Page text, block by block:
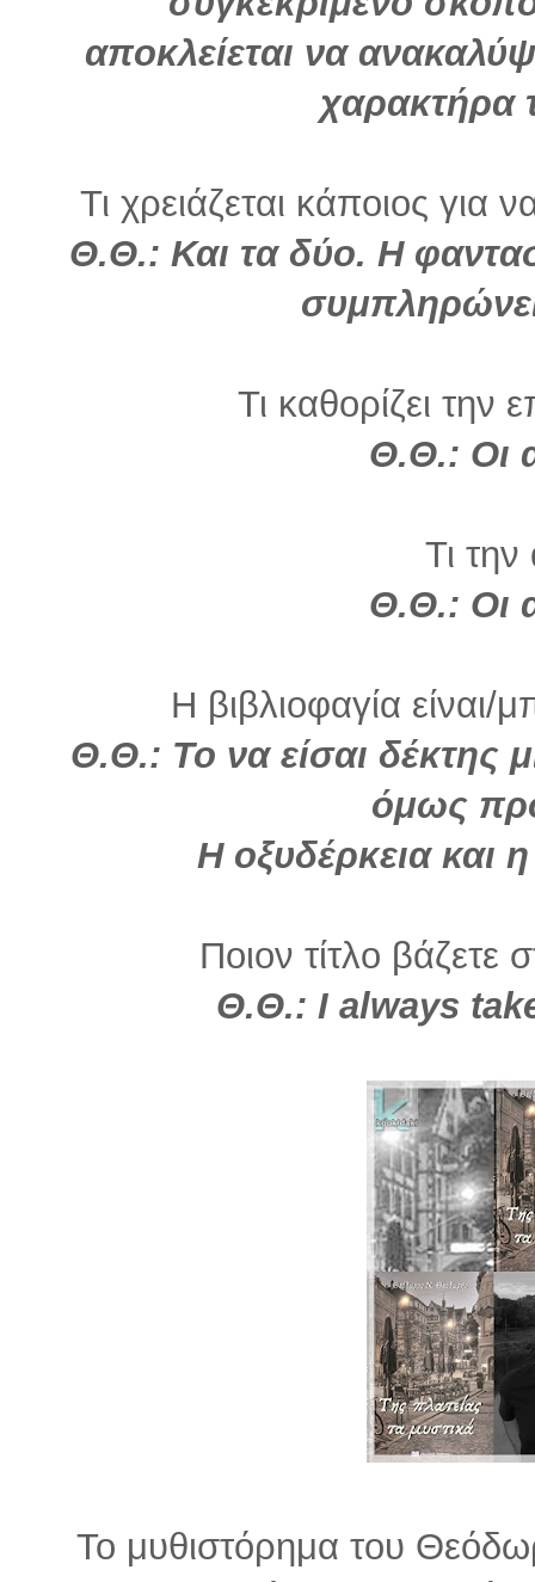
αποκλείεται να
χαρακτήρα
Τι χρειάζεται κάποιος για
Θ.Θ.: Και τα δύο. Η
Τι καθορίζει την
Θ.Θ.: Οι
Τι
Θ.Θ.: Οι
Η βιβλιοφαγία είναι/
Θ.Θ.: Το να είσαι δέκτης
όμως
Η οξυδέρκεια και
Ποιον τίτλο βάζετε
Θ.Θ.: I always
Το μυθιστόρημα του